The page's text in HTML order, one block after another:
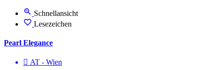
Schnellansicht
Lesezeichen
Pearl Elegance
AT - Wien